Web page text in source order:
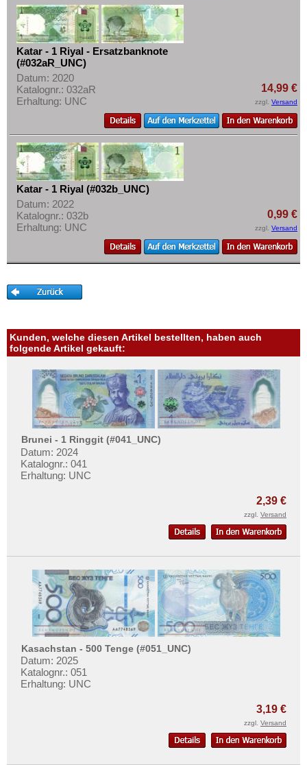
Saudi Arabien
Singapur
Sri Lanka
Straits Settlements
Süd-Ossetien
Syrien
Tadschikistan
Taiwan
Thailand
Timor
Vereinigte Arabische Emirate
Vietnam Süd
Mehr über...
Zahlungsbedingungen
Privatsphäre und Datenschutz
Widerrufsbelehrung
Liefer- und Versandkosten
Impressum
Katar - 1 Riyal - Ersatzbanknote
(#032aR_UNC)
Datum: 2020
Katalognr.: 032aR
Erhaltung: UNC
14,99 €
zzgl. Versand
Katar - 1 Riyal (#032b_UNC)
Datum: 2022
Katalognr.: 032b
Erhaltung: UNC
0,99 €
zzgl. Versand
Kunden, welche diesen Artikel bestellten, haben auch
folgende Artikel gekauft:
Brunei - 1 Ringgit (#041_UNC)
Datum: 2024
Katalognr.: 041
Erhaltung: UNC
2,39 €
zzgl. Versand
Kasachstan - 500 Tenge (#051_UNC)
Datum: 2025
Katalognr.: 051
Erhaltung: UNC
3,19 €
zzgl. Versand